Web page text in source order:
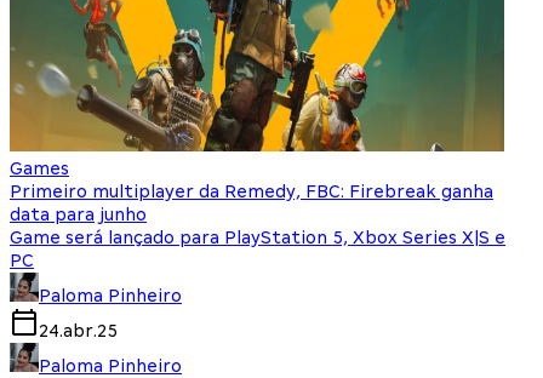
Games
Primeiro multiplayer da Remedy, FBC: Firebreak ganha
data para junho
Game será lançado para PlayStation 5, Xbox Series X|S e
PC
Paloma Pinheiro
24.abr.25
Paloma Pinheiro